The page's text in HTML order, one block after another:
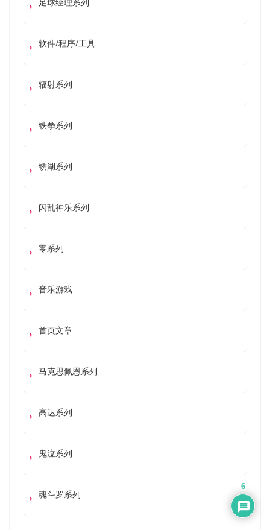
软件/程序/工具
辐射系列
铁拳系列
锈湖系列
闪乱神乐系列
零系列
音乐游戏
首页文章
马克思佩恩系列
高达系列
鬼泣系列
魂斗罗系列
6